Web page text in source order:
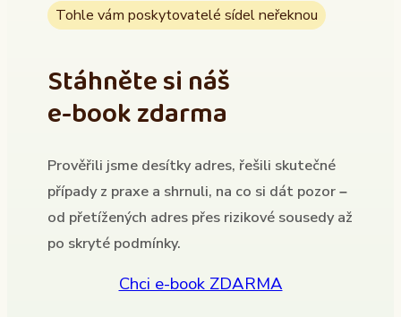
Tohle vám poskytovatelé sídel neřeknou
Stáhněte si náš
e-book zdarma
Prověřili jsme desítky adres, řešili skutečné
případy z praxe a shrnuli, na co si dát pozor –
od přetížených adres přes rizikové sousedy až
po skryté podmínky.
Chci e-book ZDARMA